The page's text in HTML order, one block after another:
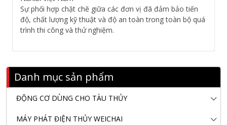
Danh mục sản phẩm
ĐỘNG CƠ DÙNG CHO TÀU THỦY
MÁY PHÁT ĐIỆN THỦY WEICHAI
Sự phối hợp chặt chẽ giữa các đơn vị đã đảm bảo tiến
độ, chất lượng kỹ thuật và độ an toàn trong toàn bộ quá
trình thi công và thử nghiệm.